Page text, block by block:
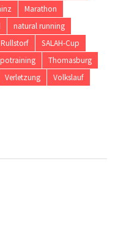
Marathon
natural running
Rullstorf
SALAH-Cup
Thomasburg
Verletzung
Volkslauf